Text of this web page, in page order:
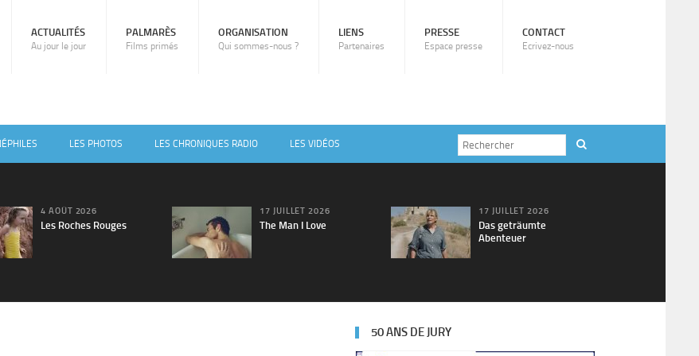
ACTUALITÉS
Au jour le jour
PALMARÈS
Films primés
ORGANISATION
Qui sommes-nous ?
LIENS
Partenaires
PRESSE
Espace presse
CONTACT
Ecrivez-nous
LES PHOTOS LES CHRONIQUES RADIO LES VIDÉOS
4 AOÛT 2026
Les Roches Rouges
17 JUILLET 2026
The Man I Love
17 JUILLET 2026
Das geträumte
Abenteuer
50 ANS DE JURY